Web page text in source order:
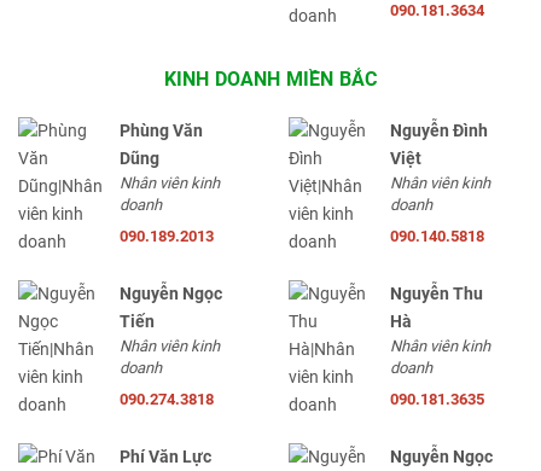
090.181.3634
KINH DOANH MIỀN BẮC
Phùng Văn
Dũng
Nhân viên kinh
doanh
090.189.2013
Nguyễn Đình
Việt
Nhân viên kinh
doanh
090.140.5818
Nguyễn Ngọc
Tiến
Nhân viên kinh
doanh
090.274.3818
Nguyễn Thu
Hà
Nhân viên kinh
doanh
090.181.3635
Phí Văn Lực
Nguyễn Ngọc